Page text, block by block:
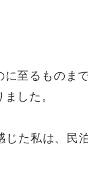
至るものま
した。
た私は、民